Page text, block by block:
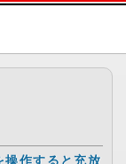
操作すると充放